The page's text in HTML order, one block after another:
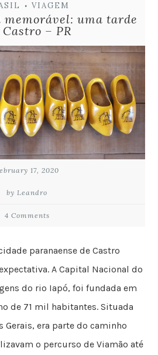
• VIAGEM
uma tarde
– PR
17, 2020
by Leandro
4 Comments
paranaense de Castro
A Capital Nacional do
do rio Iapó, foi fundada em
de 71 mil habitantes. Situada
Gerais, era parte do caminho
o percurso de Viamão até